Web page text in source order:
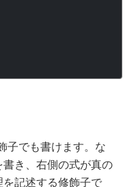
子でも書けます。な
き、右側の式が真の
記述する修飾子で